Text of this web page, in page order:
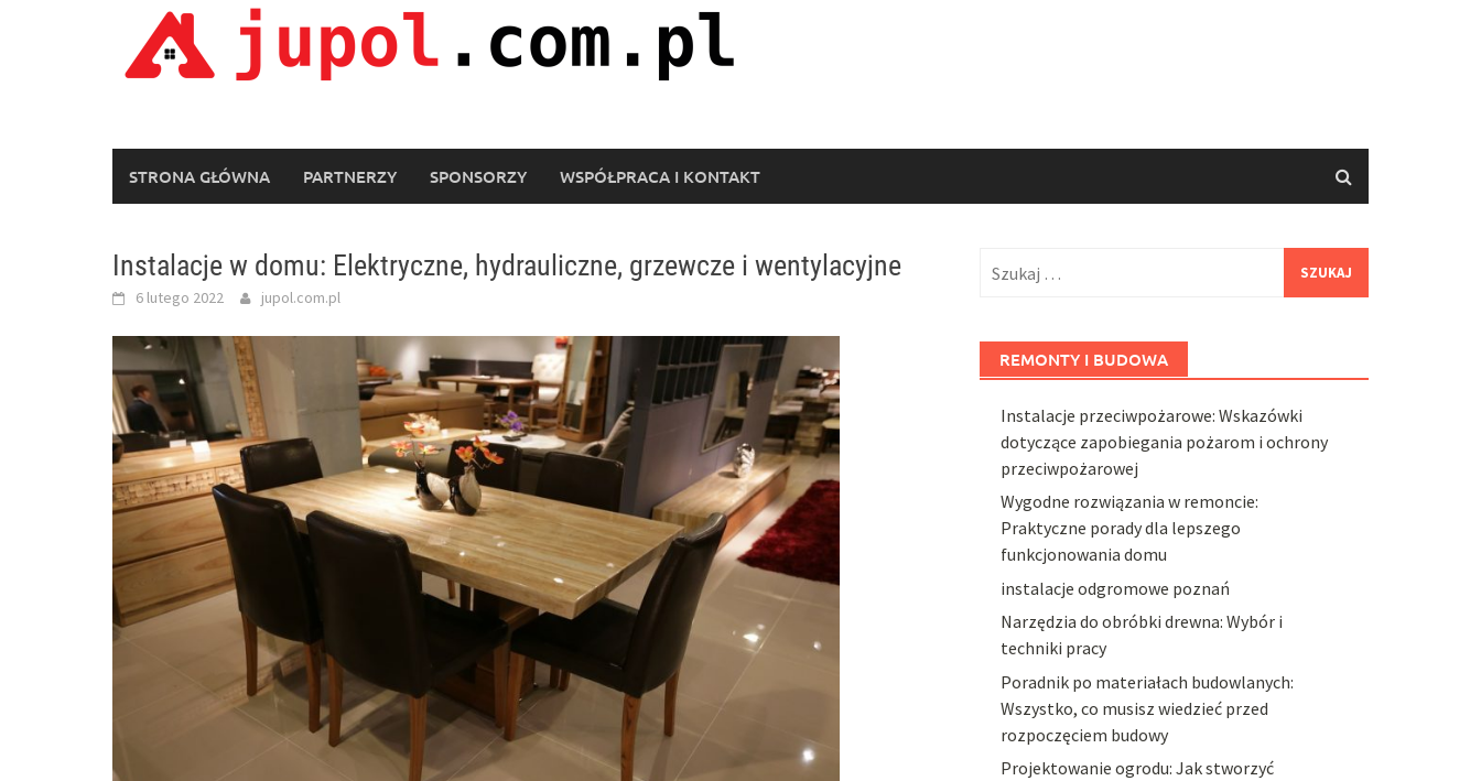
STRONA GŁÓWNA PARTNERZY SPONSORZY WSPÓŁPRACA I KONTAKT
Instalacje w domu: Elektryczne, hydrauliczne, grzewcze i wentylacyjne
6 lutego 2022 jupol.com.pl
REMONTY I BUDOWA
Instalacje przeciwpożarowe: Wskazówki
dotyczące zapobiegania pożarom i ochrony
przeciwpożarowej
Wygodne rozwiązania w remoncie:
Praktyczne porady dla lepszego
funkcjonowania domu
instalacje odgromowe poznań
Narzędzia do obróbki drewna: Wybór i
techniki pracy
Poradnik po materiałach budowlanych:
Wszystko, co musisz wiedzieć przed
rozpoczęciem budowy
Projektowanie ogrodu: Jak stworzyć